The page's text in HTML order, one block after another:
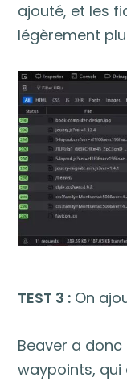
ajouté, et les
légèrement
TEST 3 : On
Beaver a
waypoints, qui